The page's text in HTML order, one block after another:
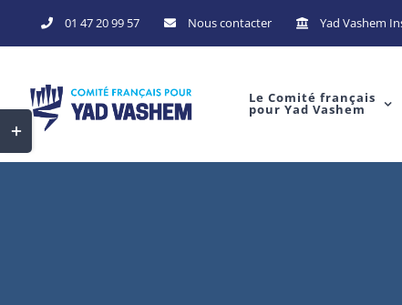
01 47 20 99 57 Nous contacter Yad Vashem
Le Comité français
pour Yad Vashem